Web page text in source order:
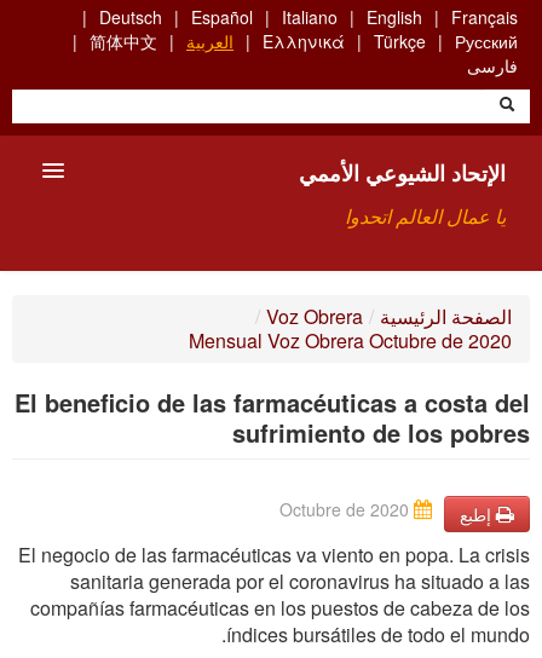
Skip
main
content
Français
English
Italiano
Español
Deutsch
Русский
Türkçe
Ελληνικά العربية
简体中文
فارسی
الإتحاد الشيوعي الأممي
يا عمال العالم اتحدوا
من نحن؟
بحث
للاتصال بنا HTTPS://WWW.FACEBOOK.COM/UCI.ARABE
الصفحة الرئيسية /
Voz Obrera
/
Mensual Voz Obrera Octubre de 2020
El beneficio de las farmacéuticas a costa del
sufrimiento de los pobres
إطبع
El negocio de las farmacéuticas va viento en popa. La crisis
sanitaria generada por el coronavirus ha situado a las
compañías farmacéuticas en los puestos de cabeza de los
índices bursátiles de todo el mundo.